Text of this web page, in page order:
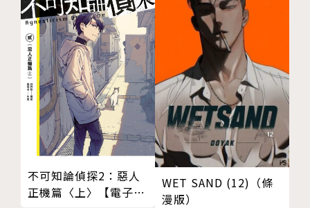
不可知論偵探2：惡人
正機篇〈上〉【電子特
WET SAND (12)（條
漫版）